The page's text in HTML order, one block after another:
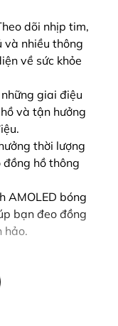
dõi nhịp tim,
và nhiều thông
về sức khỏe
giai điệu
và tận hưởng
thời lượng
hồ thông
AMOLED bóng
bạn đeo đồng
hảo.
đều có các
năng của